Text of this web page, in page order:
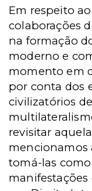
Em respeito
colaborações
na formação
moderno e
momento em
por conta dos
civilizatórios
revisitar
mencionamos
tomá-las